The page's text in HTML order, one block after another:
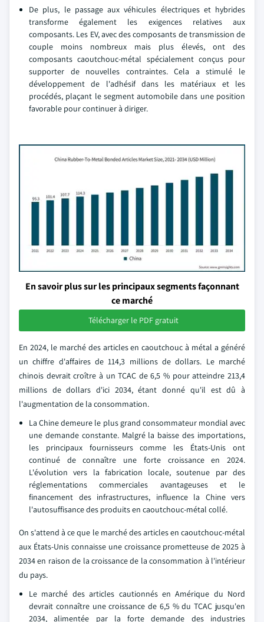
De plus, le passage aux véhicules électriques et hybrides
transforme également les exigences relatives aux
composants. Les EV, avec des composants de transmission de
couple moins nombreux mais plus élevés, ont des
composants caoutchouc-métal spécialement conçus pour
supporter de nouvelles contraintes. Cela a stimulé le
développement de l'adhésif dans les matériaux et les
procédés, plaçant le segment automobile dans une position
favorable pour continuer à diriger.
En savoir plus sur les principaux segments façonnant
ce marché
Télécharger le PDF gratuit
En 2024, le marché des articles en caoutchouc à métal a généré
un chiffre d'affaires de 114,3 millions de dollars. Le marché
chinois devrait croître à un TCAC de 6,5 % pour atteindre 213,4
millions de dollars d'ici 2034, étant donné qu'il est dû à
l'augmentation de la consommation.
La Chine demeure le plus grand consommateur mondial avec
une demande constante. Malgré la baisse des importations,
les principaux fournisseurs comme les États-Unis ont
continué de connaître une forte croissance en 2024.
L'évolution vers la fabrication locale, soutenue par des
réglementations commerciales avantageuses et le
financement des infrastructures, influence la Chine vers
l'autosuffisance des produits en caoutchouc-métal collé.
On s'attend à ce que le marché des articles en caoutchouc-métal
aux États-Unis connaisse une croissance prometteuse de 2025 à
2034 en raison de la croissance de la consommation à l'intérieur
du pays.
Le marché des articles cautionnés en Amérique du Nord
devrait connaître une croissance de 6,5 % du TCAC jusqu'en
2034, alimentée par la forte demande des industries